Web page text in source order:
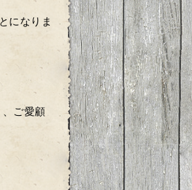
になりま
ご愛顧